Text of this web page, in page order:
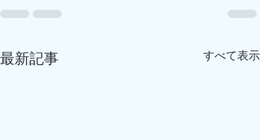
最新記事 すべて表示